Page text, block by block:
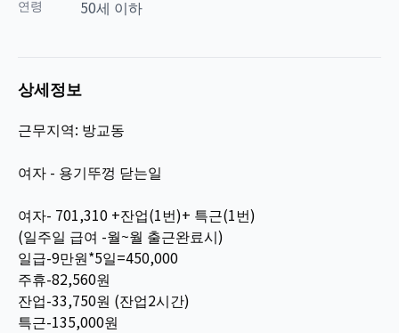
연령 50세 이하
상세정보
근무지역: 방교동
여자 - 용기뚜껑 닫는일
여자- 701,310 +잔업(1번)+ 특근(1번)
(일주일 급여 -월~월 출근완료시)
일급-9만원*5일=450,000
주휴-82,560원
잔업-33,750원 (잔업2시간)
특근-135,000원